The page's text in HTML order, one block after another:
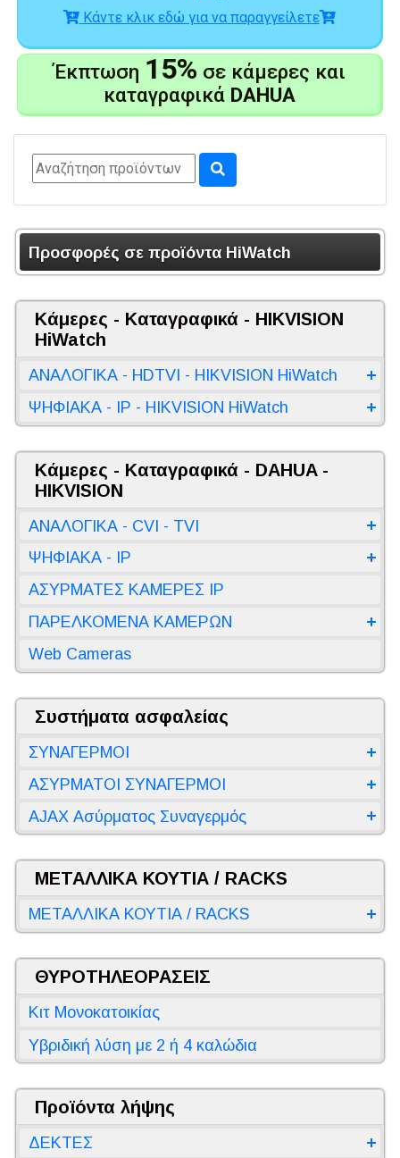
Κάντε κλικ εδώ για να παραγγείλετε
Έκπτωση 15% σε κάμερες και
καταγραφικά DAHUA
Προσφορές σε προϊόντα HiWatch
Κάμερες - Καταγραφικά - HIKVISION
HiWatch
ΑΝΑΛΟΓΙΚΑ - HDTVI - HIKVISION HiWatch
ΨΗΦΙΑΚΑ - IP - HIKVISION HiWatch
Κάμερες - Καταγραφικά - DAHUA -
HIKVISION
ΑΝΑΛΟΓΙΚΑ - CVI - TVI
ΨΗΦΙΑΚΑ - IP
ΑΣΥΡΜΑΤΕΣ ΚΑΜΕΡΕΣ IP
ΠΑΡΕΛΚΟΜΕΝΑ ΚΑΜΕΡΩΝ
Web Cameras
Συστήματα ασφαλείας
ΣΥΝΑΓΕΡΜΟΙ
ΑΣΥΡΜΑΤΟΙ ΣΥΝΑΓΕΡΜΟΙ
AJAX Ασύρματος Συναγερμός
ΜΕΤΑΛΛΙΚΑ ΚΟΥΤΙΑ / RACKS
ΜΕΤΑΛΛΙΚΑ ΚΟΥΤΙΑ / RACKS
ΘΥΡΟΤΗΛΕΟΡΑΣΕΙΣ
Κιτ Μονοκατοικίας
Υβριδική λύση με 2 ή 4 καλώδια
Προϊόντα λήψης
ΔΕΚΤΕΣ